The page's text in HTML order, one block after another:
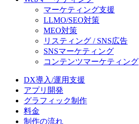
マーケティング支援
LLMO/SEO対策
MEO対策
リスティング / SNS広告
SNSマーケティング
コンテンツマーケティング
DX導入/運用支援
アプリ開発
グラフィック制作
料金
制作の流れ